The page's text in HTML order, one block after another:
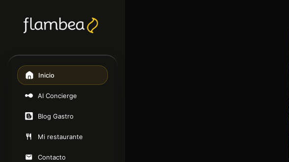
Inicio
AI Concierge
Blog Gastro
Mi restaurante
Contacto